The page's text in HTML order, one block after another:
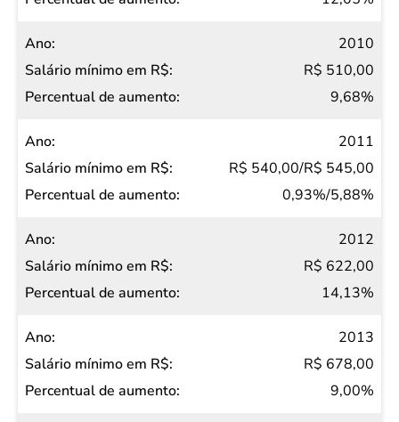
2010
R$ 510,00
9,68%
2011
R$ 540,00/R$ 545,00
0,93%/5,88%
2012
R$ 622,00
14,13%
2013
R$ 678,00
9,00%